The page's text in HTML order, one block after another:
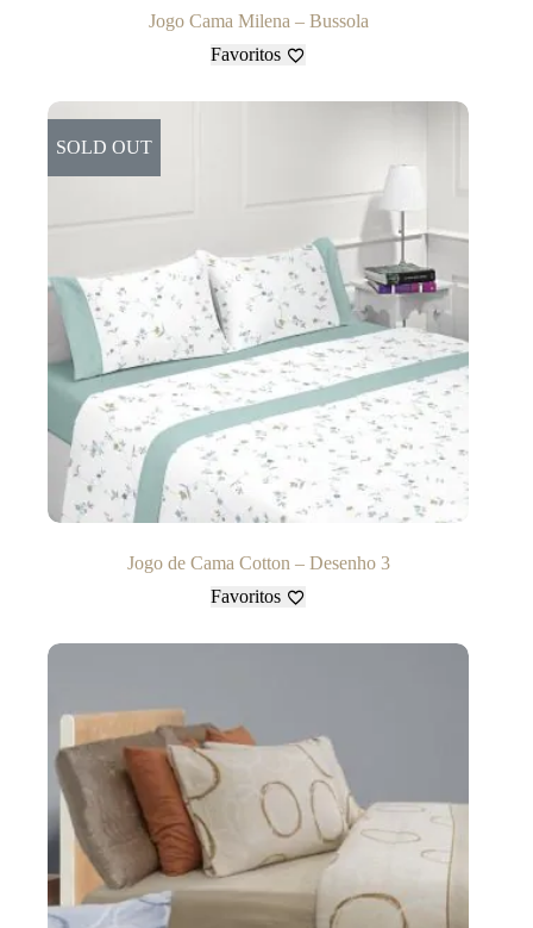
Jogo Cama Milena – Bussola
Favoritos
SOLD OUT
Jogo de Cama Cotton – Desenho 3
Favoritos